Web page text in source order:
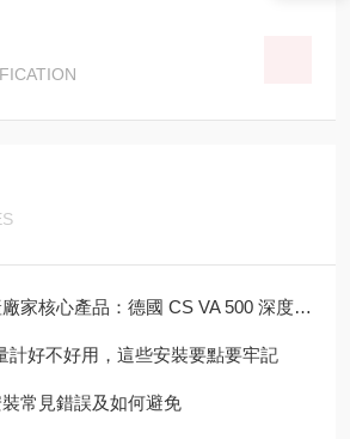
家核心產品：德國 CS VA 500 深度測評
計好不好用，這些安裝要點要牢記
常見錯誤及如何避免